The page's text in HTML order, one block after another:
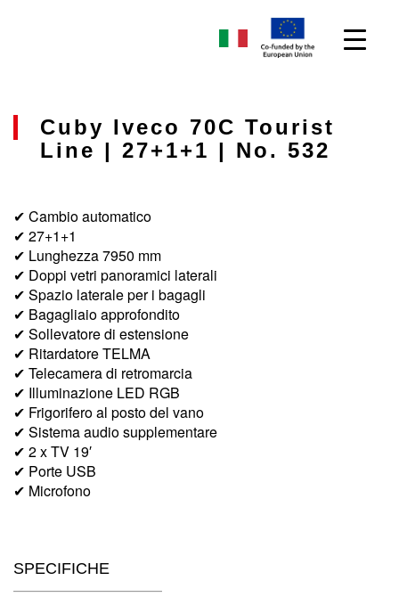
Cuby Iveco 70C Tourist
Line | 27+1+1 | No. 532
✔ Cambio automatico
✔ 27+1+1
✔ Lunghezza 7950 mm
✔ Doppi vetri panoramici laterali
✔ Spazio laterale per i bagagli
✔ Bagagliaio approfondito
✔ Sollevatore di estensione
✔ Ritardatore TELMA
✔ Telecamera di retromarcia
✔ Illuminazione LED RGB
✔ Frigorifero al posto del vano
✔ Sistema audio supplementare
✔ 2 x TV 19′
✔ Porte USB
✔ Microfono
SPECIFICHE